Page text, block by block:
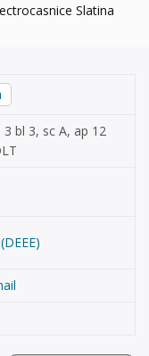
Slatina
bl 3, sc A, ap 12